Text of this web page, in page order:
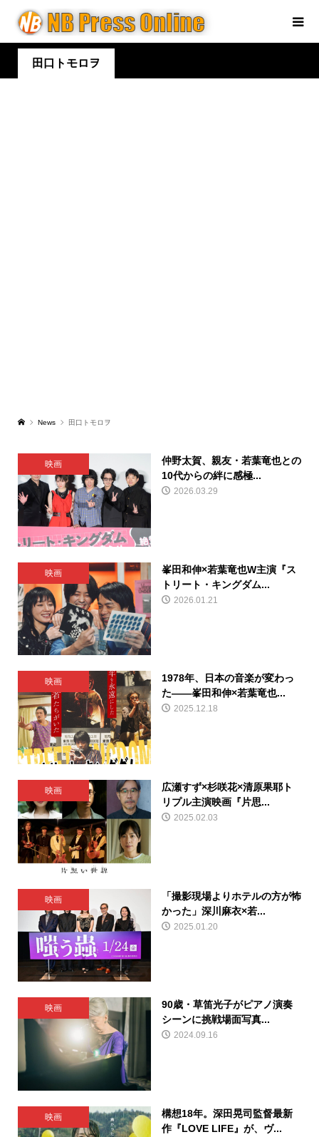
田口トモロヲ
News 田口トモロヲ
映画
仲野太賀、親友・若葉竜也との
10代からの絆に感極...
2026.03.29
映画
峯田和伸×若葉竜也W主演『ス
トリート・キングダム...
2026.01.21
映画
1978年、日本の音楽が変わっ
た——峯田和伸×若葉竜也...
2025.12.18
映画
広瀬すず×杉咲花×清原果耶ト
リプル主演映画『片思...
2025.02.03
映画
「撮影現場よりホテルの方が怖
かった」深川麻衣×若...
2025.01.20
映画
90歳・草笛光子がピアノ演奏
シーンに挑戦場面写真...
2024.09.16
映画
構想18年。深田晃司監督最新
作『LOVE LIFE』が、ヴ...